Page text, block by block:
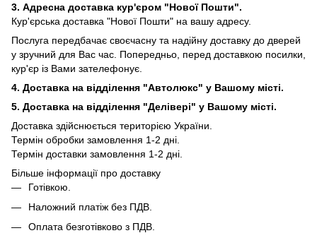
3. Адресна доставка кур'єром "Нової Пошти".
Кур'єрська доставка "Нової Пошти" на вашу адресу.
Послуга передбачає своєчасну та надійну доставку до дверей
у зручний для Вас час. Попередньо, перед доставкою посилки,
кур'єр із Вами зателефонує.
4. Доставка на відділення "Автолюкс" у Вашому місті.
5. Доставка на відділення "Делівері" у Вашому місті.
Доставка здійснюється територією України.
Термін обробки замовлення 1-2 дні.
Термін доставки замовлення 1-2 дні.
Більше інформації про доставку
Готівкою.
Наложний платіж без ПДВ.
Оплата безготівково з ПДВ.